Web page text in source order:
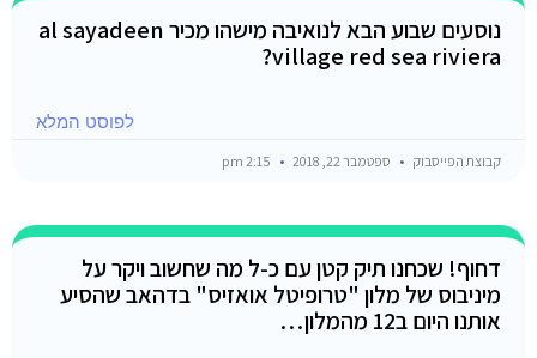
נוסעים שבוע הבא לנואיבה מישהו מכיר al sayadeen
village red sea riviera?
לפוסט המלא
קבוצת הפייסבוק ספטמבר 22, 2018
דחוף! שכחנו תיק קטן עם כ-ל מה שחשוב ויקר על
מיניבוס של מלון "טרופיטל אואזיס" בדהאב שהסיע
אותנו היום ב12 מהמלון…